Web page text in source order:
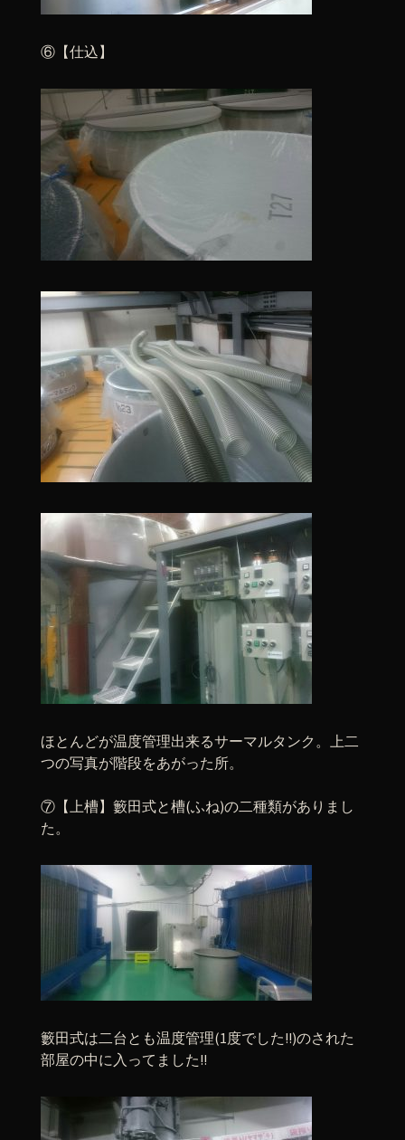
⑥【仕込】
ほとんどが温度管理出来るサーマルタンク。上二
つの写真が階段をあがった所。
⑦【上槽】籔田式と槽(ふね)の二種類がありまし
た。
籔田式は二台とも温度管理(1度でした!!)のされた
部屋の中に入ってました!!